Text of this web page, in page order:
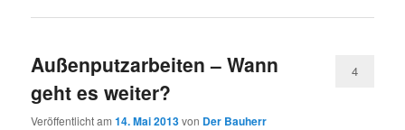
Außenputzarbeiten – Wann
geht es weiter?
Veröffentlicht am14. Mai 2013von Der Bauherr
4